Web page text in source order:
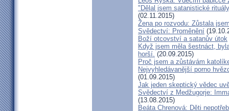
"Dělal jsem satanistické
(02.11.2015)
Žena po rozvodu: Zůstala
Svědectví: Proměnění
Boží otcovství a satanův útok
Když jsem měla šestnáct,
horší. (20.09.2015)
Proč jsem a zůstávám
Nejvyhledávanější porno
(01.09.2015)
Jak jeden skeptický vědec
Svědectví z Medžugorje:
(13.08.2015)
Beáta Chrenová: Děti